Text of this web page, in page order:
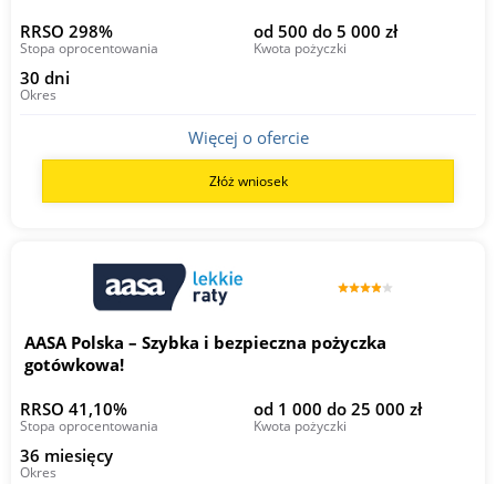
RRSO 298%
Stopa oprocentowania
od 500 do 5 000 zł
Kwota pożyczki
30 dni
Okres
Więcej o ofercie
Złóż wniosek
AASA Polska – Szybka i bezpieczna pożyczka
gotówkowa!
RRSO 41,10%
Stopa oprocentowania
od 1 000 do 25 000 zł
Kwota pożyczki
36 miesięcy
Okres